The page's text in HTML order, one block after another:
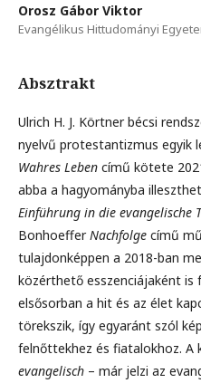
Orosz Gábor Viktor
Evangélikus Hittudományi
Absztrakt
Ulrich H. J. Körtner bécsi
nyelvű protestantizmus egyik
Wahres Leben című kötete
abba a hagyományba
Einführung in die evangelische
BonhoefferNachfolge című
tulajdonképpen a 2018-ban
közérthető esszenciájaként is
elsősorban a hit és az élet
törekszik, így egyaránt szól
felnőttekhez és fiatalokhoz. A
evangelisch – már jelzi az